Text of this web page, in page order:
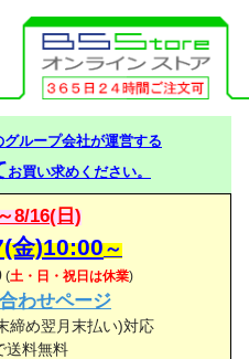
グループ会社が運営する
お買い求めください。
8/16(日)
金)10:00～
(土・日・祝日は休業)
わせページ
締め翌月末払い)対応
送料無料